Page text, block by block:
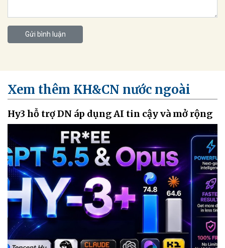
Gửi bình luận
Xem thêm KH&CN nước ngoài
Hy3 hỗ trợ DN áp dụng AI tin cậy và mở rộng